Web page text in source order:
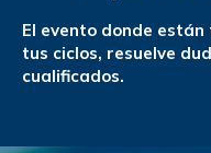
CONTACTO
El evento donde
tus ciclos, resuelve
cualificados.